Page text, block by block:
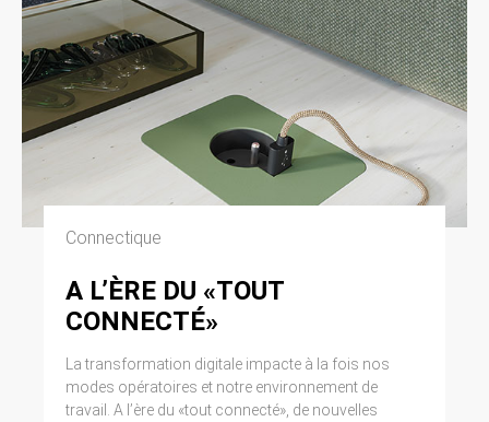
Connectique
A L’ÈRE DU «TOUT
CONNECTÉ»
La transformation digitale impacte à la fois nos
modes opératoires et notre environnement de
travail. A l’ère du «tout connecté», de nouvelles